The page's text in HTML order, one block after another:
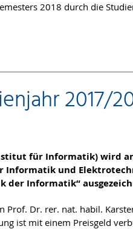
2018 durch die
2017/
für Informatik) wird
Informatik und
der Informatik“
Prof. Dr. rer. nat. habil.
ist mit einem Preisgeld